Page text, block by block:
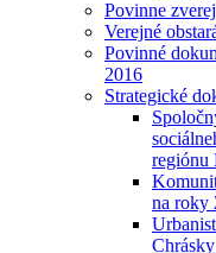
Povinne
Verejné
Povinné
2016
Strategické
regiónu
na roky